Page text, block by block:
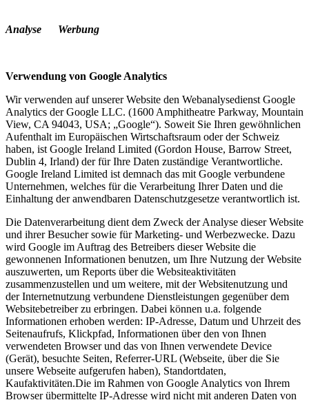
Analyse Werbung
Verwendung von Google Analytics
Wir verwenden auf unserer Website den Webanalysedienst Google
Analytics der Google LLC. (1600 Amphitheatre Parkway, Mountain
View, CA 94043, USA; „Google“). Soweit Sie Ihren gewöhnlichen
Aufenthalt im Europäischen Wirtschaftsraum oder der Schweiz
haben, ist Google Ireland Limited (Gordon House, Barrow Street,
Dublin 4, Irland) der für Ihre Daten zuständige Verantwortliche.
Google Ireland Limited ist demnach das mit Google verbundene
Unternehmen, welches für die Verarbeitung Ihrer Daten und die
Einhaltung der anwendbaren Datenschutzgesetze verantwortlich ist.
Die Datenverarbeitung dient dem Zweck der Analyse dieser Website
und ihrer Besucher sowie für Marketing- und Werbezwecke. Dazu
wird Google im Auftrag des Betreibers dieser Website die
gewonnenen Informationen benutzen, um Ihre Nutzung der Website
auszuwerten, um Reports über die Websiteaktivitäten
zusammenzustellen und um weitere, mit der Websitenutzung und
der Internetnutzung verbundene Dienstleistungen gegenüber dem
Websitebetreiber zu erbringen. Dabei können u.a. folgende
Informationen erhoben werden: IP-Adresse, Datum und Uhrzeit des
Seitenaufrufs, Klickpfad, Informationen über den von Ihnen
verwendeten Browser und das von Ihnen verwendete Device
(Gerät), besuchte Seiten, Referrer-URL (Webseite, über die Sie
unsere Webseite aufgerufen haben), Standortdaten,
Kaufaktivitäten.Die im Rahmen von Google Analytics von Ihrem
Browser übermittelte IP-Adresse wird nicht mit anderen Daten von